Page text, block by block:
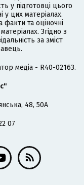
у підготовці цього
у цих матеріалах.
факти та оціночні
Згідно з
за зміст
медіа - R40-02163.
48, 50А
07